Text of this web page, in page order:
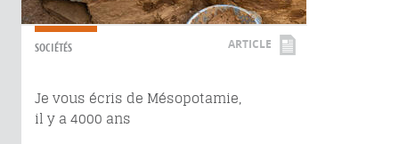
SOCIÉTÉS ARTICLE
Je vous écris de Mésopotamie,
il y a 4000 ans